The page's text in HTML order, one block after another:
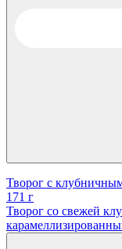
Творог с
171 г
Творог со свежей